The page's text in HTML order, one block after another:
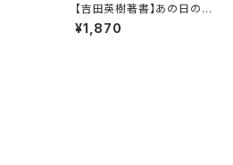
【吉田英樹著書】あの日の言
葉といまの答え
¥1,870